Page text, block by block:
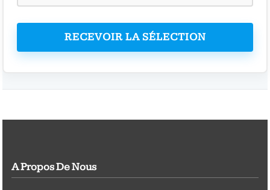
RECEVOIR LA SÉLECTION
A Propos De Nous